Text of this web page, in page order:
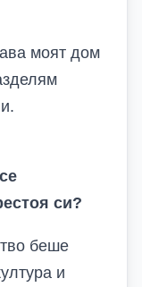
моят дом
си?
беше
и